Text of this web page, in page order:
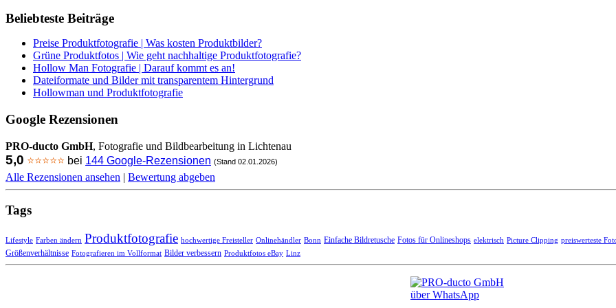
Beliebteste Beiträge
Preise Produktfotografie | Was kosten Produktbilder?
Grüne Produktfotos | Wie geht nachhaltige Produktfotografie?
Hollow Man Fotografie | Darauf kommt es an!
Dateiformate und Bilder mit transparentem Hintergrund
Hollowman und Produktfotografie
Google Rezensionen
PRO-ducto GmbH, Fotografie und Bildbearbeitung in Lichtenau
5,0 ⭐⭐⭐⭐⭐ bei 144 Google-Rezensionen (Stand 02.01.2026)
Alle Rezensionen ansehen | Bewertung abgeben
Tags
Lifestyle Farben ändern Produktfotografie hochwertige Freisteller Onlinehändler Bonn Einfache Bildretusche Fotos für Onlineshops elektrisch Picture Clipping preiswerteste
Größenverhältnisse Fotografieren im Vollformat Bilder verbessern Produktfotos eBay Linz